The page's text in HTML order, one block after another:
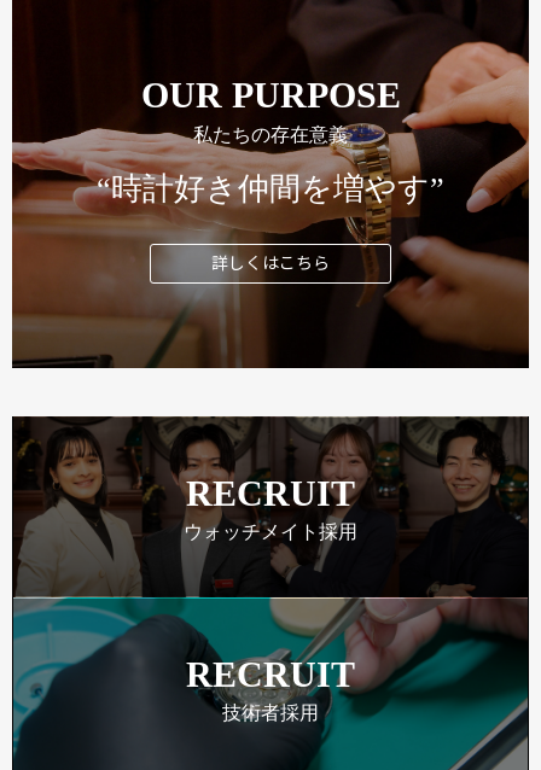
OUR PURPOSE
私たちの存在意義
“時計好き仲間を増やす”
詳しくはこちら
RECRUIT
ウォッチメイト採用
RECRUIT
技術者採用